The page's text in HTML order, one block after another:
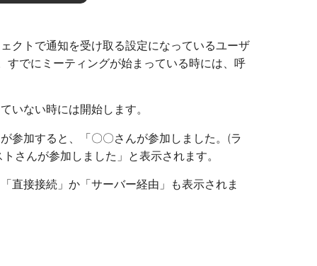
クトで通知を受け取る設定になっているユーザ
すでにミーティングが始まっている時には、呼
いない時には開始します。
参加すると、「〇〇さんが参加しました。(ラ
さんが参加しました」と表示されます。
直接接続」か「サーバー経由」も表示されま